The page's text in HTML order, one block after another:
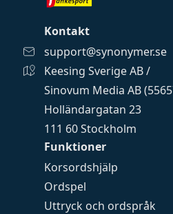
Funktioner
Korsordshjälp
Ordspel
Uttryck och ordspråk
Kontakt
support@synonymer.se
Keesing Sverige AB /
Sinovum Media AB
Holländargatan 23
111 60 Stockholm